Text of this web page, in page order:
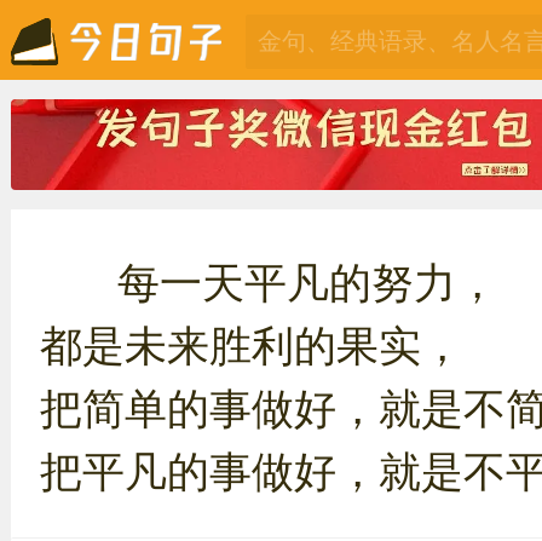
每一天平凡的努力，
都是未来胜利的果实，
把简单的事做好，就是不
把平凡的事做好，就是不